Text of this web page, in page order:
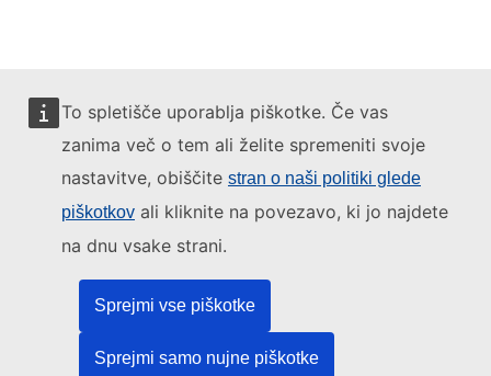
To spletišče uporablja piškotke. Če vas
zanima več o tem ali želite spremeniti svoje
nastavitve, obiščite stran o naši politiki glede
piškotkov ali kliknite na povezavo, ki jo najdete
na dnu vsake strani.
Sprejmi vse piškotke
Sprejmi samo nujne piškotke